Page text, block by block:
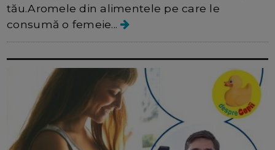
tău.Aromele din alimentele pe care le
consumă o femeie...